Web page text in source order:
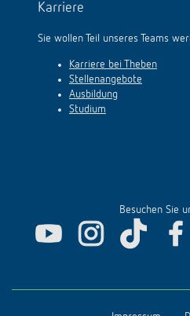
Karriere
Sie wollen Teil unseres Teams
Karriere bei Theben
Stellenangebote
Ausbildung
Studium
Besuchen Sie